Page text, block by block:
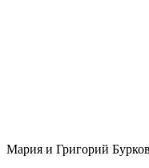
Мария и Григорий